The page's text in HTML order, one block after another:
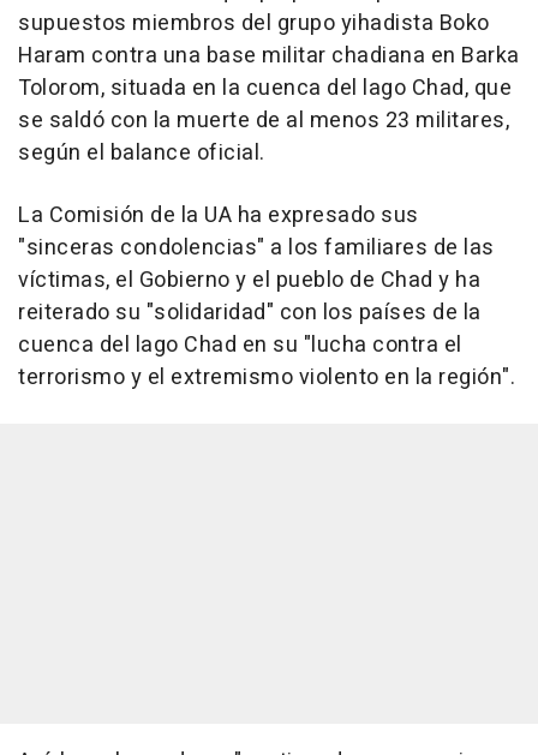
supuestos miembros del grupo yihadista Boko
Haram contra una base militar chadiana en Barka
Tolorom, situada en la cuenca del lago Chad, que
se saldó con la muerte de al menos 23 militares,
según el balance oficial.
La Comisión de la UA ha expresado sus
"sinceras condolencias" a los familiares de las
víctimas, el Gobierno y el pueblo de Chad y ha
reiterado su "solidaridad" con los países de la
cuenca del lago Chad en su "lucha contra el
terrorismo y el extremismo violento en la región".